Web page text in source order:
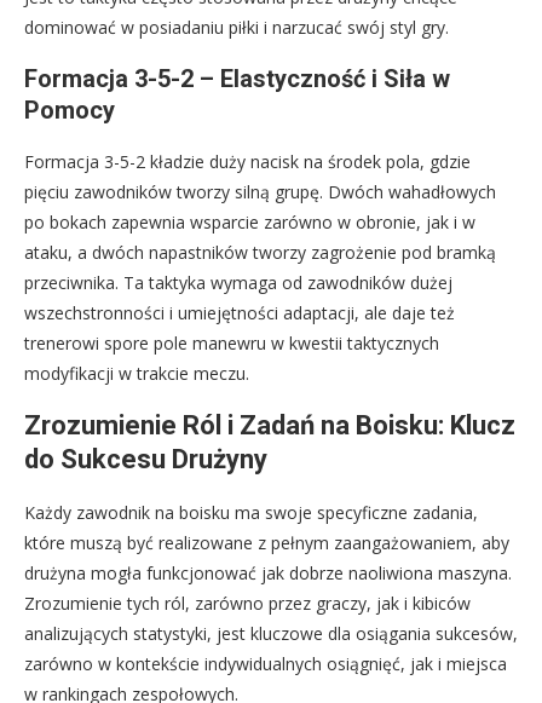
dominować w posiadaniu piłki i narzucać swój styl gry.
Formacja 3-5-2 – Elastyczność i Siła w
Pomocy
Formacja 3-5-2 kładzie duży nacisk na środek pola, gdzie
pięciu zawodników tworzy silną grupę. Dwóch wahadłowych
po bokach zapewnia wsparcie zarówno w obronie, jak i w
ataku, a dwóch napastników tworzy zagrożenie pod bramką
przeciwnika. Ta taktyka wymaga od zawodników dużej
wszechstronności i umiejętności adaptacji, ale daje też
trenerowi spore pole manewru w kwestii taktycznych
modyfikacji w trakcie meczu.
Zrozumienie Ról i Zadań na Boisku: Klucz
do Sukcesu Drużyny
Każdy zawodnik na boisku ma swoje specyficzne zadania,
które muszą być realizowane z pełnym zaangażowaniem, aby
drużyna mogła funkcjonować jak dobrze naoliwiona maszyna.
Zrozumienie tych ról, zarówno przez graczy, jak i kibiców
analizujących statystyki, jest kluczowe dla osiągania sukcesów,
zarówno w kontekście indywidualnych osiągnięć, jak i miejsca
w rankingach zespołowych.